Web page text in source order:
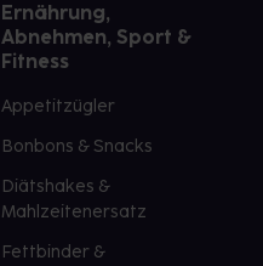
Ernährung,
Abnehmen, Sport &
Fitness
Appetitzügler
Bonbons & Snacks
Diätshakes &
Mahlzeitenersatz
Fettbinder &